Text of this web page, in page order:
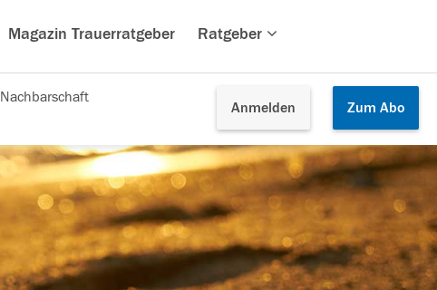
Magazin Trauerratgeber Ratgeber
Anmelden Zum Abo
Nachbarschaft